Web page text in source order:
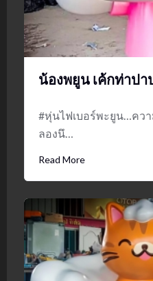
น้องพยูน เค้กท่าปา
#หุ่นไฟเบอร์พะยูน…คว
ลองนึ…
Read More